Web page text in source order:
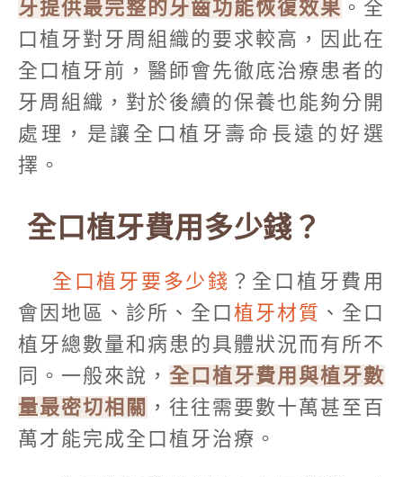
牙提供最完整的牙齒功能恢復效果 。全
口植牙對牙周組織的要求較高，因此在
全口植牙前，醫師會先徹底治療患者的
牙周組織，對於後續的保養也能夠分開
處理，是讓全口植牙壽命長遠的好選
擇。
全口植牙費用多少錢？
全口植牙要多少錢 ？全口植牙費用
會因地區、診所、全口 植牙材質 、全口
植牙總數量和病患的具體狀況而有所不
同。一般來說， 全口植牙費用與植牙數
量最密切相關 ，往往需要數十萬甚至百
萬才能完成全口植牙治療。